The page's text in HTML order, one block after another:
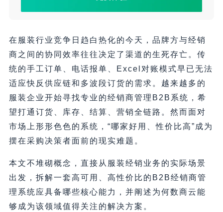
在服装行业竞争日趋白热化的今天，品牌方与经销
商之间的协同效率往往决定了渠道的生死存亡。传
统的手工订单、电话报单、Excel对账模式早已无法
适应快反供应链和多波段订货的需求。越来越多的
服装企业开始寻找专业的经销商管理B2B系统，希
望打通订货、库存、结算、营销全链路。然而面对
市场上形形色色的系统，“哪家好用、性价比高”成为
摆在采购决策者面前的现实难题。
本文不堆砌概念，直接从服装经销业务的实际场景
出发，拆解一套高可用、高性价比的B2B经销商管
理系统应具备哪些核心能力，并阐述为何数商云能
够成为该领域值得关注的解决方案。